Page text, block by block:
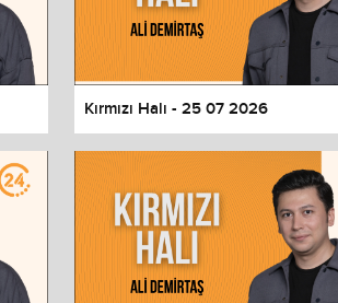
and close the window.
Kırmızı Halı - 25 07 2026